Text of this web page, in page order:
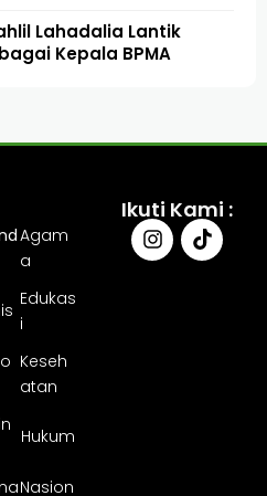
Lahadalia Lantik
Kepala BPMA
Agam
a
Edukas
i
Keseh
atan
Hukum
Nasion
Ikuti Kami :